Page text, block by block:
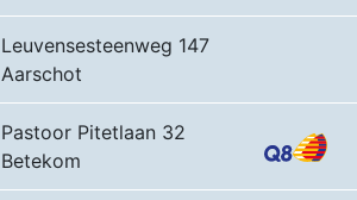
Leuvensesteenweg 147
Aarschot
Pastoor Pitetlaan 32
Betekom